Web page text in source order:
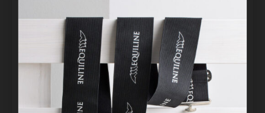
LISA KORVI DETAILS